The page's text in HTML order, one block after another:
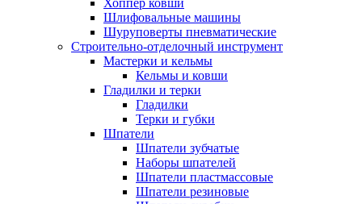
Хоппер ковши
Шлифовальные машины
Шуруповерты пневматические
Строительно-отделочный инструмент
Мастерки и кельмы
Кельмы и ковши
Гладилки и терки
Гладилки
Терки и губки
Шпатели
Шпатели зубчатые
Наборы шпателей
Шпатели пластмассовые
Шпатели резиновые